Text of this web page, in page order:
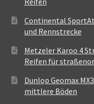
Continental
und Rennstrecke
Metzeler Karoo 4
Reifen für
Dunlop Geomax
mittlere Böden